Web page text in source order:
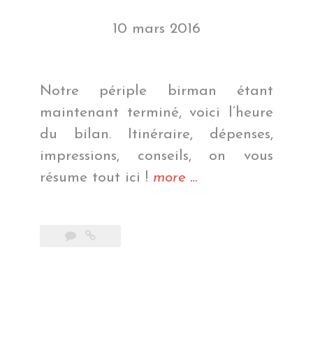
10 mars 2016
Notre périple birman étant
maintenant terminé, voici l’heure
du bilan. Itinéraire, dépenses,
impressions, conseils, on vous
résume tout ici ! more « Bilan
…